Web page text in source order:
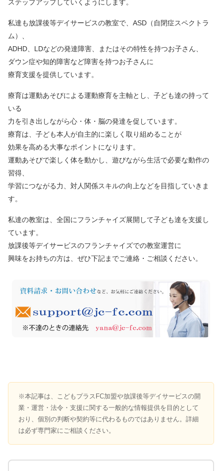
ステップアップしていくようにします。
私達も放課後等デイサービスの教室で、ASD（自閉症スペクトラ
ム）、
ADHD、LDなどの発達障害、またはその特性を持つお子さん、
ダウン症や知的障害など障害を持つお子さんに
療育支援を提供しています。
療育は運動あそびによる運動療育を主軸とし、子ども達の持って
いる
力を引き出しながら心・体・脳の発達を促しています。
療育は、子ども本人が自主的に楽しく取り組めることが
効果を高める大事なポイントになります。
運動あそびで楽しく体を動かし、遊びながら生活で必要な動作の
習得、
学習につながる力、対人関係スキルの向上などを目指していきま
す。
私達の教室は、全国にフランチャイズ展開して子ども達を支援し
ています。
放課後等デイサービスのフランチャイズでの教室運営に
興味をお持ちの方は、ぜひ下記までご連絡・ご相談ください。
※本記事は、こどもプラスFC加盟や放課後等デイサービスの開
業・運営・法令・支援に関する一般的な情報提供を目的として
おり、個別の判断や契約等に代わるものではありません。詳細
は必ず専門家にご相談ください。